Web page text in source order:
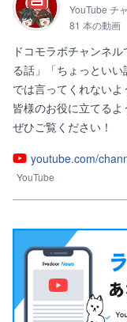
YouTube チ
81 本の動画
ドコモラボチャンネ
る話」「ちょっとい
では言ってくれない
皆様のお役に立てるよ
ぜひご覧ください！
youtube.com/
YouTube